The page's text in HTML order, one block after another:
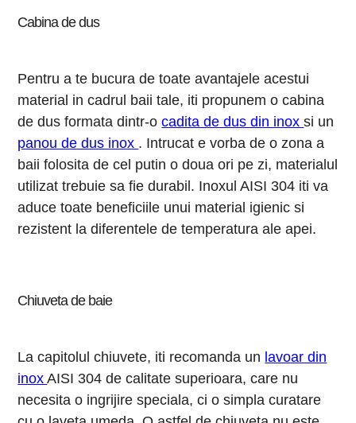
Cabina de dus
Pentru a te bucura de toate avantajele acestui
material in cadrul baii tale, iti propunem o cabina
de dus formata dintr-ocadita de dus din inoxsi un
panou de dus inox . Intrucat e vorba de o zona a
baii folosita de cel putin o doua ori pe zi, materialul
utilizat trebuie sa fie durabil. Inoxul AISI 304 iti va
aduce toate beneficiile unui material igienic si
rezistent la diferentele de temperatura ale apei.
Chiuveta de baie
La capitolul chiuvete, iti recomanda un lavoar din
inoxAISI 304 de calitate superioara, care nu
necesita o ingrijire speciala, ci o simpla curatare